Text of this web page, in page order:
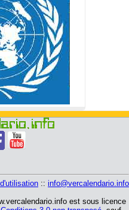
:: info@vercalendario.info
est sous licence